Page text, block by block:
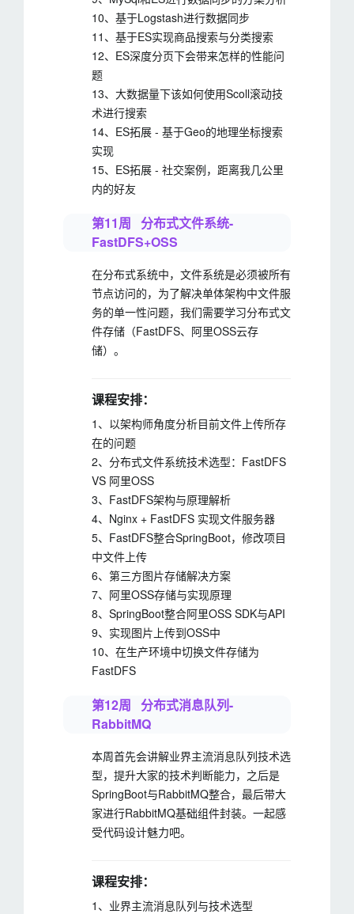
10、基于Logstash进行数据同步
11、基于ES实现商品搜索与分类搜索
12、ES深度分页下会带来怎样的性能问
题
13、大数据量下该如何使用Scoll滚动技
术进行搜索
14、ES拓展 - 基于Geo的地理坐标搜索
实现
15、ES拓展 - 社交案例，距离我几公里
内的好友
第11周 分布式文件系统-
FastDFS+OSS
在分布式系统中，文件系统是必须被所有
节点访问的，为了解决单体架构中文件服
务的单一性问题，我们需要学习分布式文
件存储（FastDFS、阿里OSS云存
储）。
课程安排：
1、以架构师角度分析目前文件上传所存
在的问题
2、分布式文件系统技术选型：FastDFS
VS 阿里OSS
3、FastDFS架构与原理解析
4、Nginx + FastDFS 实现文件服务器
5、FastDFS整合SpringBoot，修改项目
中文件上传
6、第三方图片存储解决方案
7、阿里OSS存储与实现原理
8、SpringBoot整合阿里OSS SDK与API
9、实现图片上传到OSS中
10、在生产环境中切换文件存储为
FastDFS
第12周 分布式消息队列-
RabbitMQ
本周首先会讲解业界主流消息队列技术选
型，提升大家的技术判断能力，之后是
SpringBoot与RabbitMQ整合，最后带大
家进行RabbitMQ基础组件封装。一起感
受代码设计魅力吧。
课程安排：
1、业界主流消息队列与技术选型